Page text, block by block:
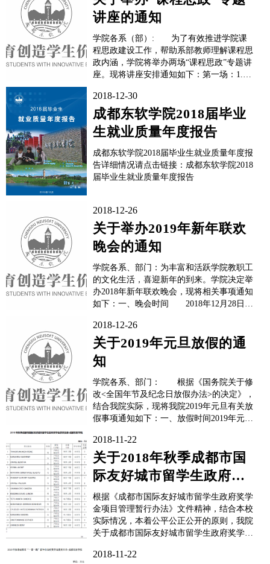
人：信息...
讲座的通知
学院各系（部）: 为了有效推进学院课
程思政建设工作，帮助系部教师理解课程思
政内涵，学院将举办两场“课程思政”专题讲
座。现将讲座安排通知如下：第一场：1.讲
13:00；2.讲座地点：A3104国际报告厅;3.主
讲 人：思想政治理论课教学部邬婷老师；4.
参会人员：计算机科学与工程系...
2018-12-30
成都东软学院2018届毕业
生就业质量年度报告
成都东软学院2018届毕业生就业质量年度报
告详细情况请点击链接：成都东软学院2018
届毕业生就业质量年度报告
2018-12-26
关于举办2019年新年联欢
晚会的通知
学院各系、部门：为丰富和活跃学院教职工
的文化生活，喜迎新年的到来。学院决定举
办2018年新年联欢晚会，现将相关事项通知
如下：一、晚会时间 2018年12月28日
合楼二楼 三、活动对象 学院全体教
职工 ...
2018-12-26
关于2019年元旦放假的通
知
学院各系、部门： 根据《国务院关于修
改<全国年节及纪念日放假办法>的决定》，
结合我院实际，现将我院2019年元旦有关放
假事项通知如下：一、放假时间2019年元旦
日（星期二）放假调休，共3天。12月29日
（星期六）上班。二、请各单位根据教学和
工作情况做好各...
2018-11-22
关于2018年秋季成都市国
际友好城市留学生政府奖
学金获奖名单公示
根据《成都市国际友好城市留学生政府奖学
金项目管理暂行办法》文件精神，结合本校
实际情况，本着公平公正公开的原则，我院
关于成都市国际友好城市留学生政府奖学金
2018年秋季成都市国际友好城市留学生政府
2018-11-22